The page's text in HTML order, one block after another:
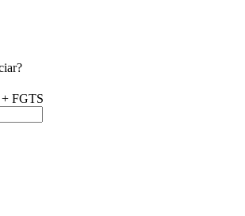
+ FGTS